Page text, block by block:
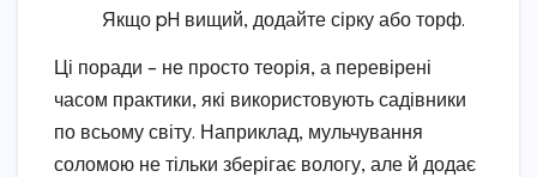
Якщо pH вищий, додайте сірку або торф.
Ці поради – не просто теорія, а перевірені
часом практики, які використовують садівники
по всьому світу. Наприклад, мульчування
соломою не тільки зберігає вологу, але й додає